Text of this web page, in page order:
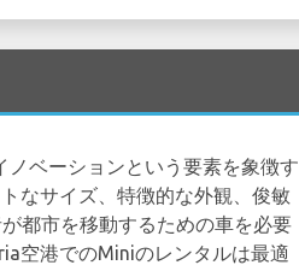
ベーションという要素を象徴す
なサイズ、特徴的な外観、俊敏
都市を移動するための車を必要
空港でのMiniのレンタルは最適